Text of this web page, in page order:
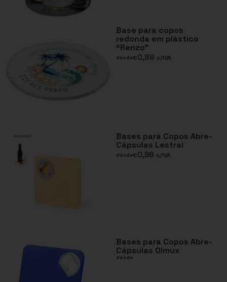
Base para copos
redonda em plástico
“Renzo”
desde€0,88 s/IVA
Bases para Copos Abre-
Cápsulas Lestral
desde€0,98 s/IVA
Bases para Copos Abre-
Cápsulas Olmux
desde